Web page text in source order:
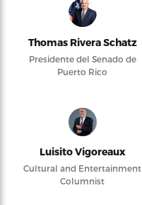
Thomas Rivera Schatz
Presidente del Senado de
Puerto Rico
Luisito Vigoreaux
Cultural and Entertainment
Columnist